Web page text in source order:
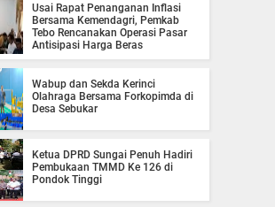
Usai Rapat Penanganan Inflasi
Bersama Kemendagri, Pemkab
Tebo Rencanakan Operasi Pasar
Antisipasi Harga Beras
Wabup dan Sekda Kerinci
Olahraga Bersama Forkopimda di
Desa Sebukar
Ketua DPRD Sungai Penuh Hadiri
Pembukaan TMMD Ke 126 di
Pondok Tinggi